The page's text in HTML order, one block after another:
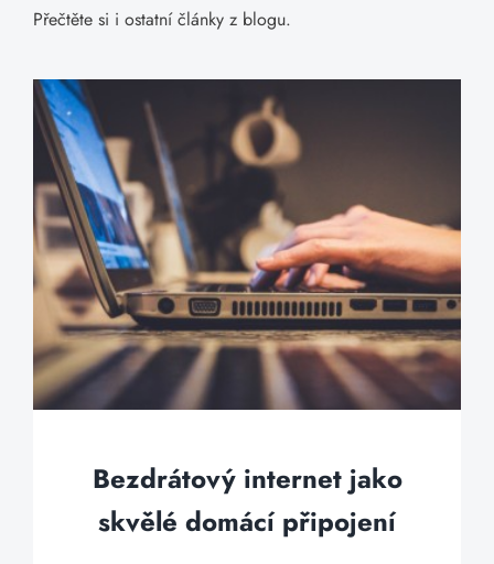
Přečtěte si i ostatní články z blogu.
Bezdrátový internet jako
skvělé domácí připojení